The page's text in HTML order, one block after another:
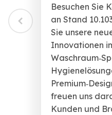
Besuchen Sie
an Stand
Sie unsere
Innovationen
freuen uns
Kunden und